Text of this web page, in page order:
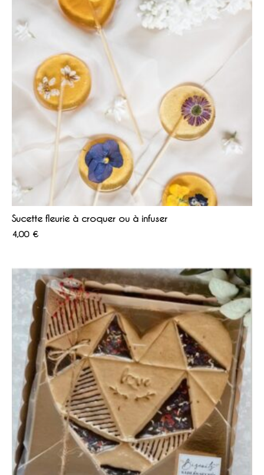
Sucette fleurie à croquer ou à infuser
4,00 €